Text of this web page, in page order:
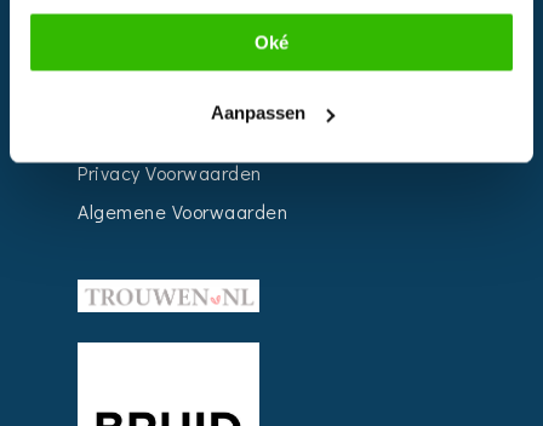
Oké
Aanpassen
Privacy Voorwaarden
Algemene Voorwaarden